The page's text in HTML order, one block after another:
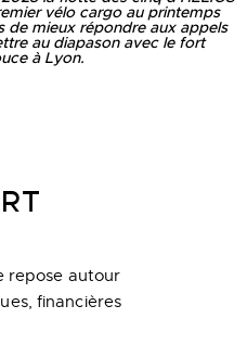
vélo cargo au printemps
mieux répondre aux appels
au diapason avec le fort
à Lyon.
repose autour
financières